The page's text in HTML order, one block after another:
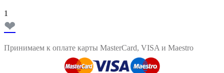
1
❤
Принимаем к оплате карты MasterCard, VISA и Maestro